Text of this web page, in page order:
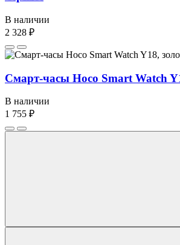
В наличии
2 328 ₽
Смарт-часы Hoco Smart Watch
В наличии
1 755 ₽